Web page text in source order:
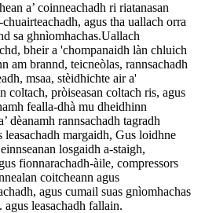
a’ coinneachadh ri riatanasan
agus tha uallach orra
sa ghnìomhachas.Uallach
bheir a 'chompanaidh làn chluich
am brannd, teicneòlas, rannsachadh
msaa, stèidhichte air a'
coltach, pròiseasan coltach ris, agus
fealla-dhà mu dheidhinn
dèanamh rannsachadh tagradh
leasachadh margaidh, Gus loidhne
losgaidh a-staigh,
fionnarachadh-àile, compressors
coitcheann agus
agus cumail suas gnìomhachas
agus leasachadh fallain.